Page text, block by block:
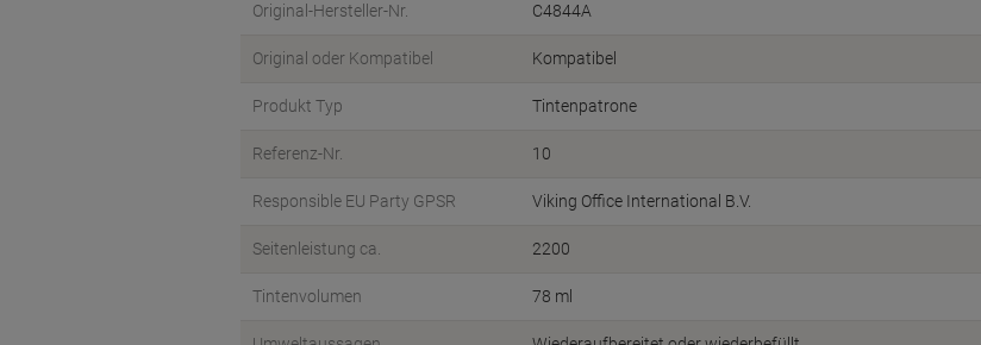
Original-Hersteller-Nr. C4844A
Original oder Kompatibel Kompatibel
Produkt Typ Tintenpatrone
Referenz-Nr. 10
Responsible EU Party GPSR Viking Office International B.V.
Seitenleistung ca. 2200
Tintenvolumen 78 ml